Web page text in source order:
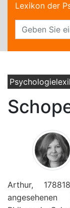
Lexikon der
Arthur,